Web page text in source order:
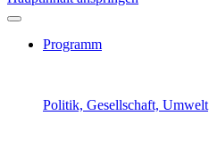
Programm
Politik, Gesellschaft, Umwelt